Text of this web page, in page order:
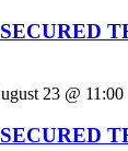
23 @ 11:00